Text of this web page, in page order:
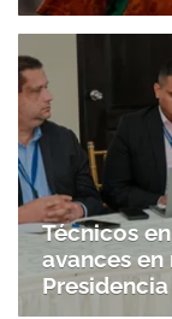
Técnicos
avances
Presidencia